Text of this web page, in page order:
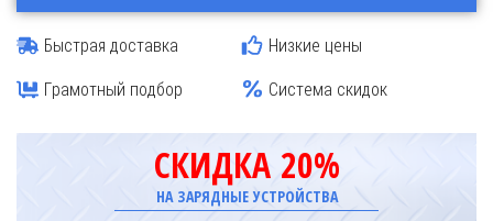
Быстрая доставка
Низкие цены
Грамотный подбор
Система скидок
СКИДКА 20%
НА ЗАРЯДНЫЕ УСТРОЙСТВА